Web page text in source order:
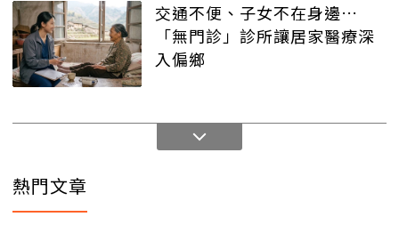
交通不便、子女不在身邊…
「無門診」診所讓居家醫療深
入偏鄉
熱門文章